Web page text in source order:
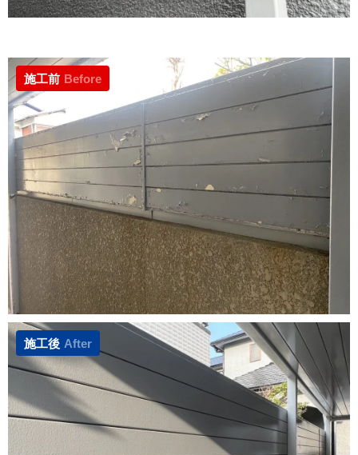
施工前 Before
施工後 After